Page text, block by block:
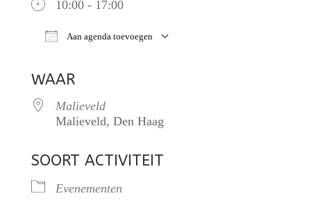
10:00 - 17:00
Aan agenda toevoegen
WAAR
Malieveld
Malieveld, Den Haag
SOORT ACTIVITEIT
Evenementen